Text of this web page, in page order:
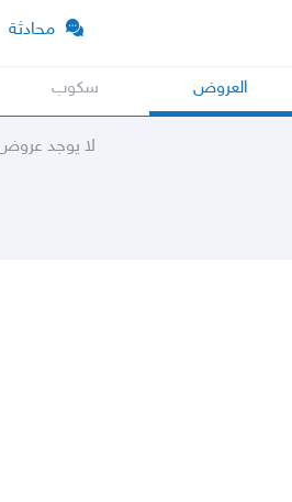
محادثة
العروض سكوب
لا يوجد